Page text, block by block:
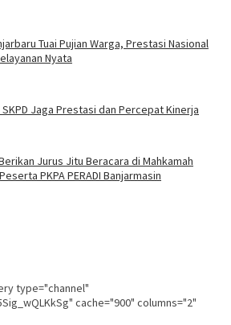
Tuai Pujian Warga, Prestasi Nasional
Nyata
Jaga Prestasi dan Percepat Kinerja
Jurus Jitu Beracara di Mahkamah
PKPA PERADI Banjarmasin
type="channel"
cache="900" columns="2"